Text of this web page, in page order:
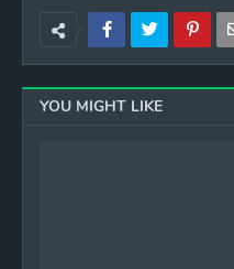
YOU MIGHT LIKE